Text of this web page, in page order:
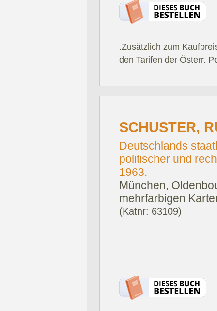
.Zusätzlich zum
den Tarifen der Österr.
SCHUSTER,
Deutschlands
politischer und
1963.
München,
mehrfarbigen
(Katnr: 63109)